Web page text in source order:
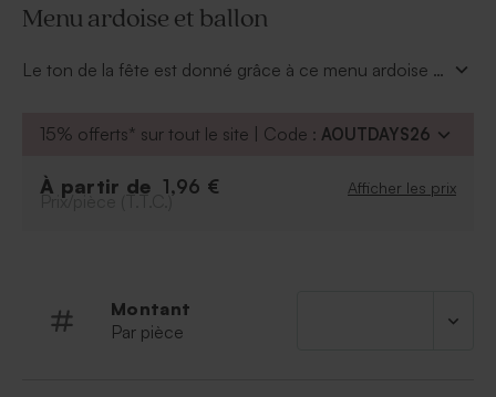
Menu ardoise et ballon
Le ton de la fête est donné grâce à ce menu ardoise et
moutarde. A vous de faire votre choix lors de la
15% offerts* sur tout le site | Code : AOUTDAYS26
À partir de 1,96 € Afficher les prix
Prix/pièce (T.T.C.)
Montant
Par pièce